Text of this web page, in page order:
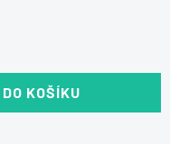
KOŠÍKU